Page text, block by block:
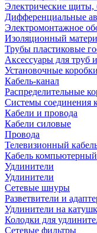
Электрические щиты,
Дифференциальные
Электромонтажное
Изоляционный
Трубы пластиковые
Аксессуары для труб
Установочные
Кабель-канал
Распределительные
Системы соединения
Кабели и провода
Кабели силовые
Провода
Телевизионный
Кабель компьютерный
Удлинители
Удлинители
Сетевые шнуры
Разветвители и
Удлинители на
Колодки для
Сетевые фильтры